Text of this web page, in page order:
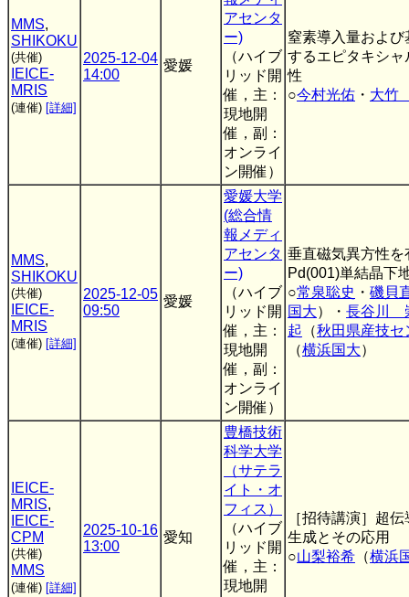
MMS,
SHIKOKU
(共催)
IEICE-
MRIS
(連催) [詳細]
2025-12-04
14:00
愛媛
アセンタ
ー)
（ハイブ
リッド開
催，主：
現地開
催，副：
オンライ
ン開催）
窒素導入量およ
するエピタキシ
性
○今村光佑 ・ 大竹
MMS,
SHIKOKU
(共催)
IEICE-
MRIS
(連催) [詳細]
2025-12-05
09:50
愛媛
愛媛大学
(総合情
報メディ
アセンタ
ー)
（ハイブ
リッド開
催，主：
現地開
催，副：
オンライ
ン開催）
垂直磁気異方性
Pd(001)単結晶下
○常泉聡史 ・ 磯貝
国大）・ 長谷川
起 （秋田県産技セ
（横浜国大）
IEICE-
MRIS,
IEICE-
CPM
(共催)
MMS
(連催) [詳細]
2025-10-16
13:00
愛知
豊橋技術
科学大学
（サテラ
イト・オ
フィス）
（ハイブ
リッド開
催，主：
現地開
［招待講演］超
生成とその応用
○山梨裕希 （横浜